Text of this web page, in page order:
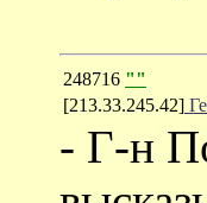
248716 ""
[213.33.245.42]
- Г-н